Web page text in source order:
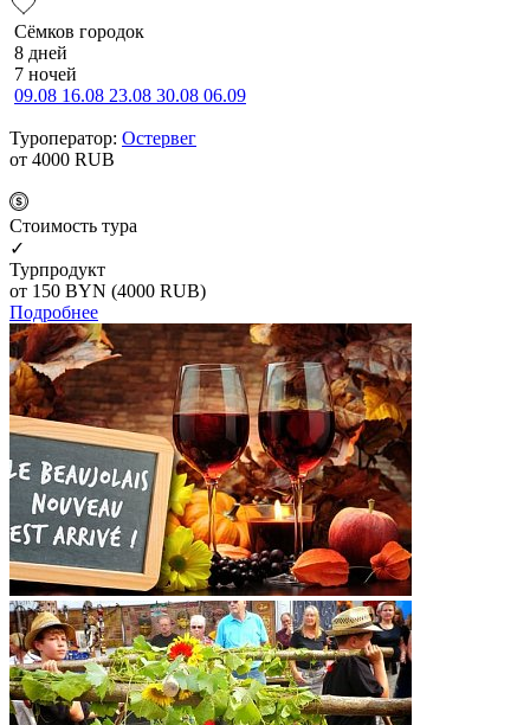
Сёмков городок
8 дней
7 ночей
09.08 16.08 23.08 30.08 06.09
Туроператор: Остервег
от 4000 RUB
Cтоимость тура
✓
Турпродукт
от 150 BYN (4000 RUB)
Подробнее